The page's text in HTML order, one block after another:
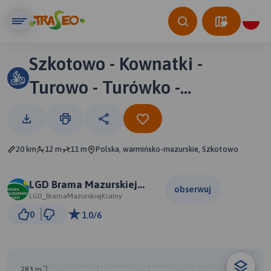
Szkotowo - Kownatki -
Turowo - Turówko -
Januszkowo - Szkotowo
(szlak niebieski)
20 km 12 m 11 m Polska, warmińsko-mazurskie, Szkotowo
LGD Brama Mazurskiej
Krainy
LGD_BramaMazurskiejKrainy
obserwuj
0 1.0/6